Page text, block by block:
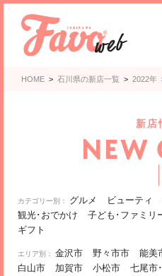
HOME > 石川県の新店一覧 > 2022年
新店
NEW
グルメ ビューティ
観光･おでかけ
子ども･ファミリ
ギフト
金沢市 野々市市 能美
白山市
加賀市 小松市
七尾市